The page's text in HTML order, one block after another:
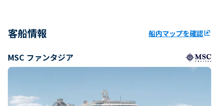
客船情報 船内マップを確認ungroup
MSC ファンタジア